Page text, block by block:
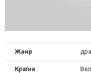
Жанр
Країна